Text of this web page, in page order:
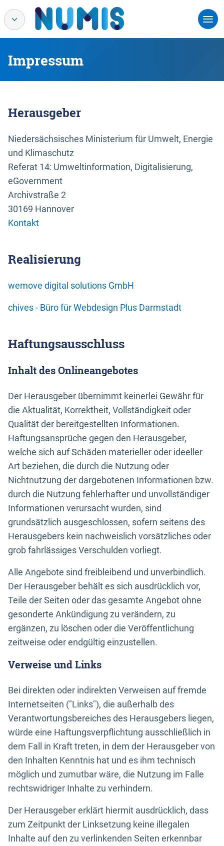
Impressum
Herausgeber
Niedersächsisches Ministerium für Umwelt, Energie
und Klimaschutz
Referat 14: Umweltinformation, Digitalisierung,
eGovernment
Archivstraße 2
30169 Hannover
Kontakt
Realisierung
wemove digital solutions GmbH
chives - Büro für Webdesign Plus Darmstadt
Haftungsausschluss
Inhalt des Onlineangebotes
Der Herausgeber übernimmt keinerlei Gewähr für
die Aktualität, Korrektheit, Vollständigkeit oder
Qualität der bereitgestellten Informationen.
Haftungsansprüche gegen den Herausgeber,
welche sich auf Schäden materieller oder ideeller
Art beziehen, die durch die Nutzung oder
Nichtnutzung der dargebotenen Informationen bzw.
durch die Nutzung fehlerhafter und unvollständiger
Informationen verursacht wurden, sind
grundsätzlich ausgeschlossen, sofern seitens des
Herausgebers kein nachweislich vorsätzliches oder
grob fahrlässiges Verschulden vorliegt.
Alle Angebote sind freibleibend und unverbindlich.
Der Herausgeber behält es sich ausdrücklich vor,
Teile der Seiten oder das gesamte Angebot ohne
gesonderte Ankündigung zu verändern, zu
ergänzen, zu löschen oder die Veröffentlichung
zeitweise oder endgültig einzustellen.
Verweise und Links
Bei direkten oder indirekten Verweisen auf fremde
Internetseiten ("Links"), die außerhalb des
Verantwortungsbereiches des Herausgebers liegen,
würde eine Haftungsverpflichtung ausschließlich in
dem Fall in Kraft treten, in dem der Herausgeber von
den Inhalten Kenntnis hat und es ihm technisch
möglich und zumutbar wäre, die Nutzung im Falle
rechtswidriger Inhalte zu verhindern.
Der Herausgeber erklärt hiermit ausdrücklich, dass
zum Zeitpunkt der Linksetzung keine illegalen
Inhalte auf den zu verlinkenden Seiten erkennbar